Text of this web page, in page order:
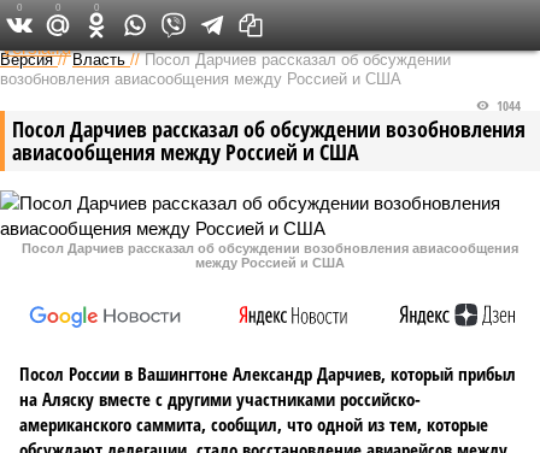
Федеральный выпуск
Версия //Власть //Посол Дарчиев рассказал об обсуждении
возобновления авиасообщения между Россией и США
Посол Дарчиев рассказал об обсуждении возобновления
авиасообщения между Россией и США
1044
Посол Дарчиев рассказал об обсуждении возобновления авиасообщения
между Россией и США
Посол России в Вашингтоне Александр Дарчиев, который прибыл
на Аляску вместе с другими участниками российско-
американского саммита, сообщил, что одной из тем, которые
0 0 0